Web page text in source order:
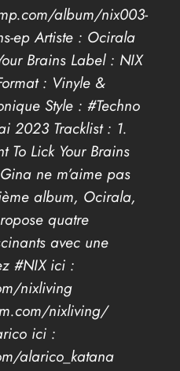
album/nix003-
ep Artiste : Ocirala
Brains Label : NIX
: Vinyle &
Style : #Techno
2023 Tracklist : 1.
To Lick Your Brains
ne m’aime pas
album, Ocirala,
quatre
avec une
#NIX ici :
nixliving
nixliving/
ici :
alarico_katana